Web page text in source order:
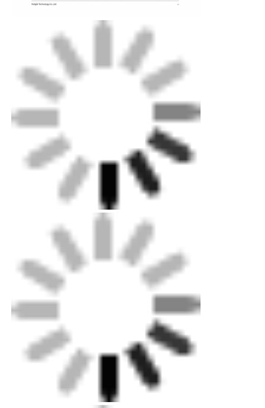
บ้าน
ผลิตภัณฑ์
เกี่ยวกับเรา
ทัวร์โรงงาน
ติดต่อเรา
ขออ้าง